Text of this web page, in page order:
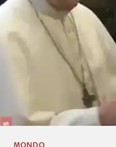
MONDO